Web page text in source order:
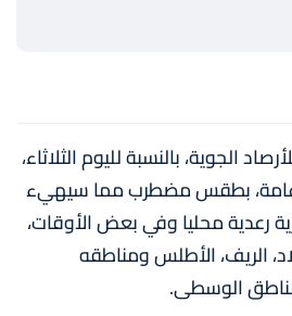
الجوية، بالنسبة لليوم الثلاثاء،
عامة، بطقس مضطرب مما سيهيء
رعدية محليا وفي بعض الأوقات،
الريف، الأطلس ومناطقه
الوسطى.